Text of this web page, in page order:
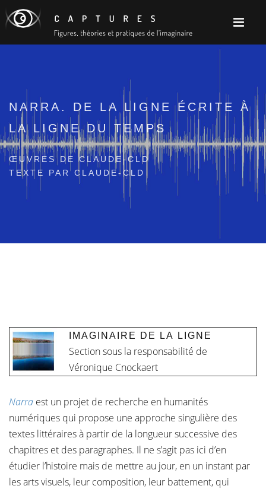
NARRA. DE LA LIGNE ÉCRITE À
LA LIGNE DU TEMPS
ŒUVRES DE CLAUDE-CLD
TEXTE PAR CLAUDE-CLD
IMAGINAIRE DE LA LIGNE
Section sous la responsabilité de
Véronique Cnockaert
Narra est un projet de recherche en humanités
numériques qui propose une approche singulière des
textes littéraires à partir de la longueur successive des
chapitres et des paragraphes. Il ne s’agit pas ici d’en
étudier l’histoire mais de mettre au jour, en un instant par
les arts visuels, leur composition, leur battement, qui